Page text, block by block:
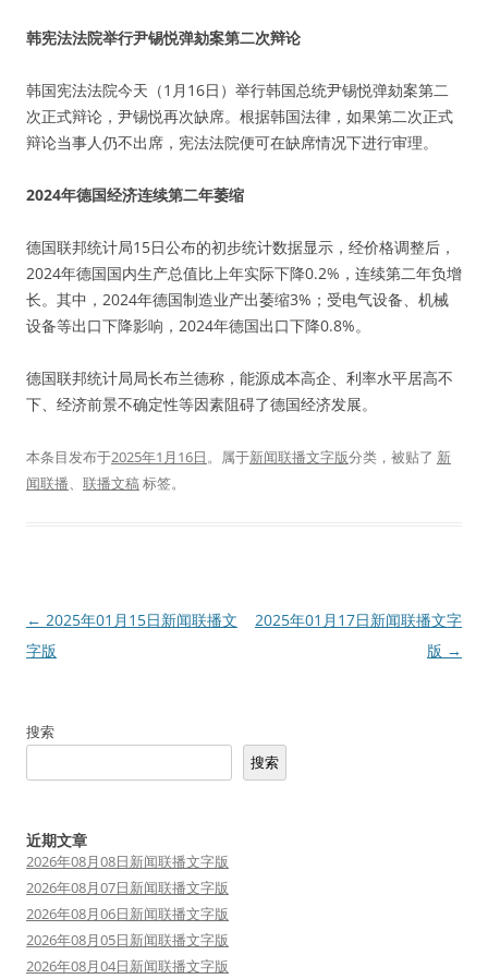
韩宪法法院举行尹锡悦弹劾案第二次辩论
韩国宪法法院今天（1月16日）举行韩国总统尹锡悦弹劾案第二
次正式辩论，尹锡悦再次缺席。根据韩国法律，如果第二次正式
辩论当事人仍不出席，宪法法院便可在缺席情况下进行审理。
2024年德国经济连续第二年萎缩
德国联邦统计局15日公布的初步统计数据显示，经价格调整后，
2024年德国国内生产总值比上年实际下降0.2%，连续第二年负增
长。其中，2024年德国制造业产出萎缩3%；受电气设备、机械
设备等出口下降影响，2024年德国出口下降0.8%。
德国联邦统计局局长布兰德称，能源成本高企、利率水平居高不
下、经济前景不确定性等因素阻碍了德国经济发展。
本条目发布于2025年1月16日。属于新闻联播文字版分类，被贴了 新
闻联播、 联播文稿标签。
文
章
← 2025年01月15日新闻联播文
字版
2025年01月17日新闻联播文字
版 →
搜索
搜索
近期文章
2026年08月08日新闻联播文字版
2026年08月07日新闻联播文字版
2026年08月06日新闻联播文字版
2026年08月05日新闻联播文字版
2026年08月04日新闻联播文字版